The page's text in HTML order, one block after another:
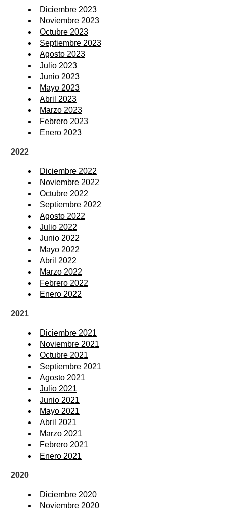
Diciembre 2023
Noviembre 2023
Octubre 2023
Septiembre 2023
Agosto 2023
Julio 2023
Junio 2023
Mayo 2023
Abril 2023
Marzo 2023
Febrero 2023
Enero 2023
2022
Diciembre 2022
Noviembre 2022
Octubre 2022
Septiembre 2022
Agosto 2022
Julio 2022
Junio 2022
Mayo 2022
Abril 2022
Marzo 2022
Febrero 2022
Enero 2022
2021
Diciembre 2021
Noviembre 2021
Octubre 2021
Septiembre 2021
Agosto 2021
Julio 2021
Junio 2021
Mayo 2021
Abril 2021
Marzo 2021
Febrero 2021
Enero 2021
2020
Diciembre 2020
Noviembre 2020